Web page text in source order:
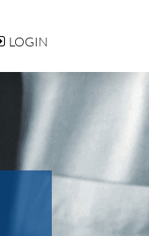
LOGIN